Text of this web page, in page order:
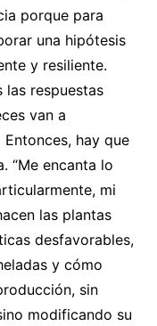
porque para
una hipótesis
y resiliente.
las respuestas
van a
hay que
“Me encanta lo
mi
las plantas
desfavorables,
y cómo
sin
modificando su